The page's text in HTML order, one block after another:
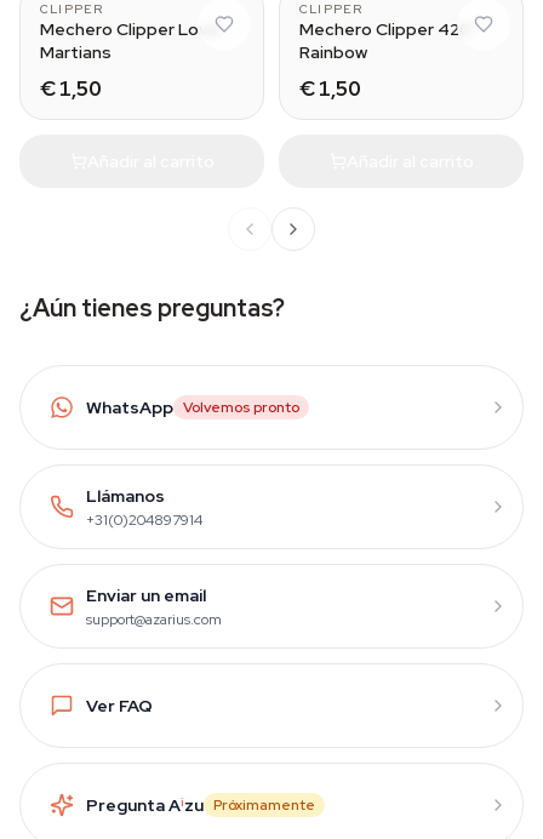
CLIPPER
Mechero Clipper Love
Martians
€ 1,50
CLIPPER
Mechero Clipper 420
Rainbow
€ 1,50
¿Aún tienes preguntas?
WhatsApp Volvemos pronto
Llámanos
+31(0)204897914
Enviar un email
support@azarius.com
Ver FAQ
Pregunta Aizu Próximamente